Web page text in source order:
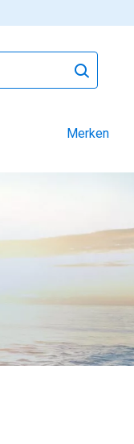
Merken